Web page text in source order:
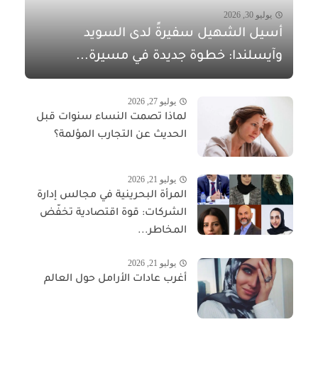
يوليو 30, 2026
أسيل الشهيل سفيرةً لدى السويد
وآيسلندا: خطوة جديدة في مسيرة...
يوليو 27, 2026
لماذا تصمت النساء سنوات قبل
الحديث عن التجارب المؤلمة؟
يوليو 21, 2026
المرأة البحرينية في مجالس إدارة
الشركات: قوة اقتصادية تخفّض
المخاطر...
يوليو 21, 2026
أغرب عادات الأرامل حول العالم